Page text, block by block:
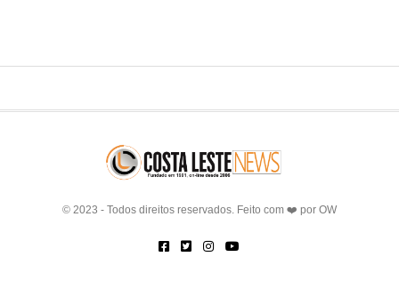
© 2023 - Todos direitos reservados. Feito com ❤️ por OW